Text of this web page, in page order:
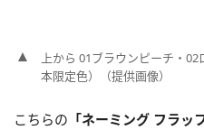
上から 01ブラウンピーチ・
本限定色）（提供画像）
こちらの 「ネーミング フラッ